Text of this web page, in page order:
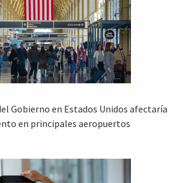
Gobierno en Estados Unidos afectaría
en principales aeropuertos